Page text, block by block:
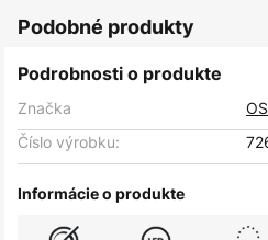
Podobné produkty
Podrobnosti o produkte
Značka
Číslo výrobku:
Informácie o produkte